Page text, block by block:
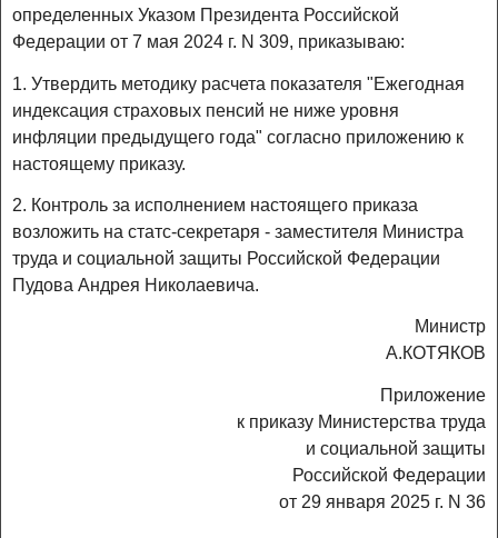
определенных Указом Президента Российской
Федерации от 7 мая 2024 г. N 309, приказываю:
1. Утвердить методику расчета показателя "Ежегодная
индексация страховых пенсий не ниже уровня
инфляции предыдущего года" согласно приложению к
настоящему приказу.
2. Контроль за исполнением настоящего приказа
возложить на статс-секретаря - заместителя Министра
труда и социальной защиты Российской Федерации
Пудова Андрея Николаевича.
Министр
А.КОТЯКОВ
Приложение
к приказу Министерства труда
и социальной защиты
Российской Федерации
от 29 января 2025 г. N 36